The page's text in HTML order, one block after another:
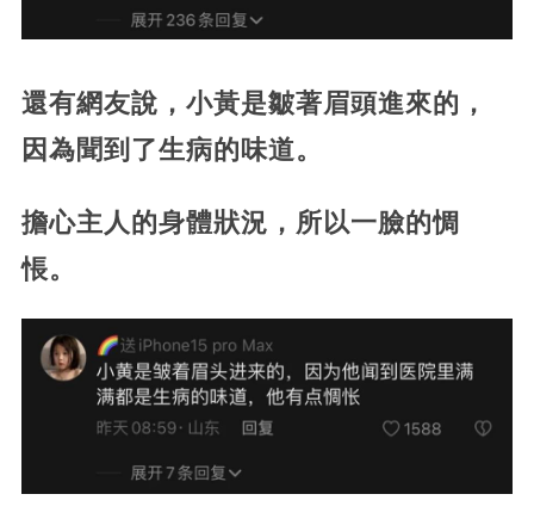
還有網友說，小黃是皺著眉頭進來的，
因為聞到了生病的味道。
擔心主人的身體狀況，所以一臉的惆
悵。